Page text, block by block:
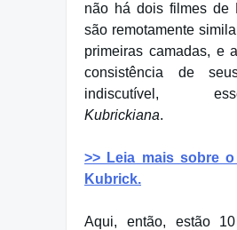
não há dois filmes de
são remotamente
primeiras camadas, e
consistência de
indiscutível,
Kubrickiana.
>> Leia mais sobre
Kubrick.
Aqui, então, estão